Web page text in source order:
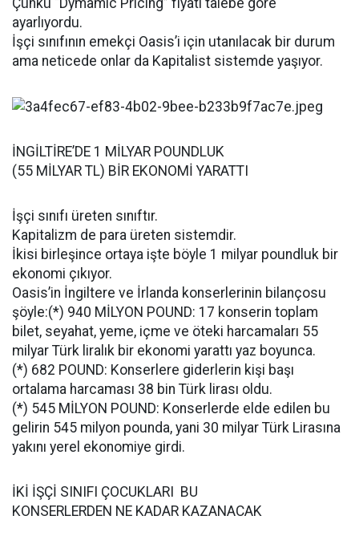
ayarlıyordu.
İşçi sınıfının emekçi Oasis’i için utanılacak bir durum
ama neticede onlar da Kapitalist sistemde yaşıyor.
İNGİLTİRE’DE 1 MİLYAR POUNDLUK
(55 MİLYAR TL) BİR EKONOMİ YARATTI
İşçi sınıfı üreten sınıftır.
Kapitalizm de para üreten sistemdir.
İkisi birleşince ortaya işte böyle 1 milyar poundluk bir
ekonomi çıkıyor.
Oasis’in İngiltere ve İrlanda konserlerinin bilançosu
şöyle:(*) 940 MİLYON POUND: 17 konserin toplam
bilet, seyahat, yeme, içme ve öteki harcamaları 55
milyar Türk liralık bir ekonomi yarattı yaz boyunca.
(*) 682 POUND: Konserlere giderlerin kişi başı
ortalama harcaması 38 bin Türk lirası oldu.
(*) 545 MİLYON POUND: Konserlerde elde edilen bu
gelirin 545 milyon pounda, yani 30 milyar Türk Lirasına
yakını yerel ekonomiye girdi.
İKİ İŞÇİ SINIFI ÇOCUKLARI BU
KONSERLERDEN NE KADAR KAZANACAK